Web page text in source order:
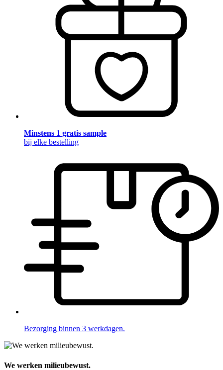
Minstens 1 gratis sample
bij elke bestelling
Bezorging binnen 3 werkdagen.
We werken milieubewust.